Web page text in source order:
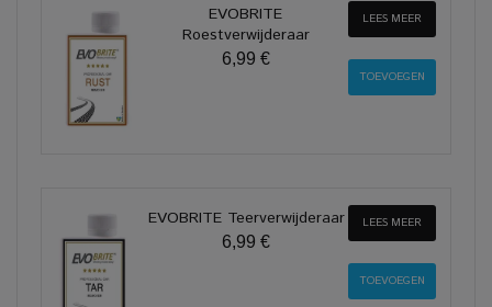
EVOBRITE
Roestverwijderaar
6,99 €
LEES MEER
EVOBRITE Teerverwijderaar
6,99 €
LEES MEER